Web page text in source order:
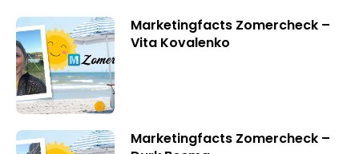
Marketingfacts Zomercheck –
Vita Kovalenko
Marketingfacts Zomercheck –